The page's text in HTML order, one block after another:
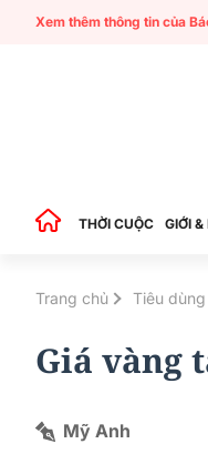
Xem thêm thông tin của
THỜI CUỘC GIỚI &
Trang chủ Tiêu dùng
Giá vàng
Mỹ Anh